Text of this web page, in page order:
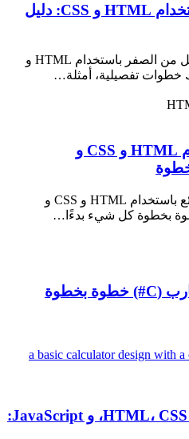
إنشاء موقع ويب كامل باستخدام HTML و CSS: دليل
تعلم كيفية إنشاء موقع ويب كامل من الصفر باستخدام HTML و
بناء موقع شخصي باستخدام HTML و CSS و
تعلم كيفية بناء موقع شخصي رائع باستخدام HTML و CSS و
تعلم أساسيات لغة سي شارب (C#) خطوة بخطوة
إنشاء آلة حاسبة باستخدام HTML، CSS، و JavaScript: